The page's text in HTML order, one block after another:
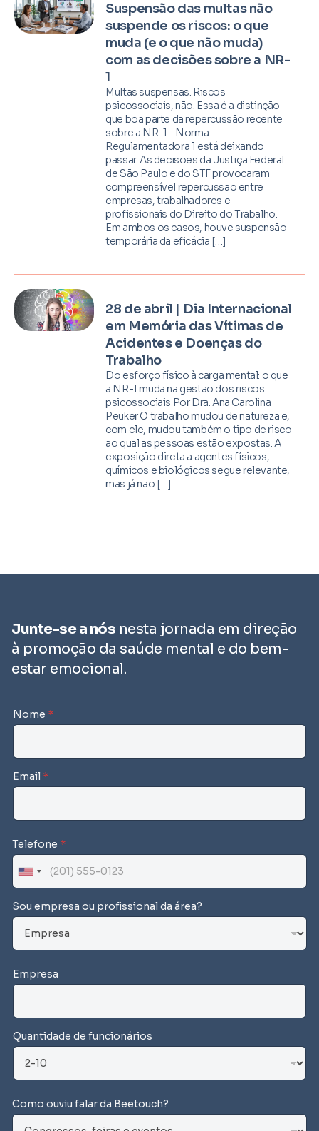
Suspensão das multas não
suspende os riscos: o que
muda (e o que não muda)
com as decisões sobre a NR-
1
Multas suspensas. Riscos
psicossociais, não. Essa é a distinção
que boa parte da repercussão recente
sobre a NR-1 – Norma
Regulamentadora 1 está deixando
passar. As decisões da Justiça Federal
de São Paulo e do STF provocaram
compreensível repercussão entre
empresas, trabalhadores e
profissionais do Direito do Trabalho.
Em ambos os casos, houve suspensão
temporária da eficácia […]
28 de abril | Dia Internacional
em Memória das Vítimas de
Acidentes e Doenças do
Trabalho
Do esforço físico à carga mental: o que
a NR-1 muda na gestão dos riscos
psicossociais Por Dra. Ana Carolina
Peuker O trabalho mudou de natureza e,
com ele, mudou também o tipo de risco
ao qual as pessoas estão expostas. A
exposição direta a agentes físicos,
químicos e biológicos segue relevante,
mas já não […]
Junte-se a nós nesta jornada em direção
à promoção da saúde mental e do bem-
estar emocional.
Nome *
Email *
Telefone *
U
n
i
S
t
e
+
1
Sou empresa ou profissional da área?
Empresa
Quantidade de funcionários
Como ouviu falar da Beetouch?